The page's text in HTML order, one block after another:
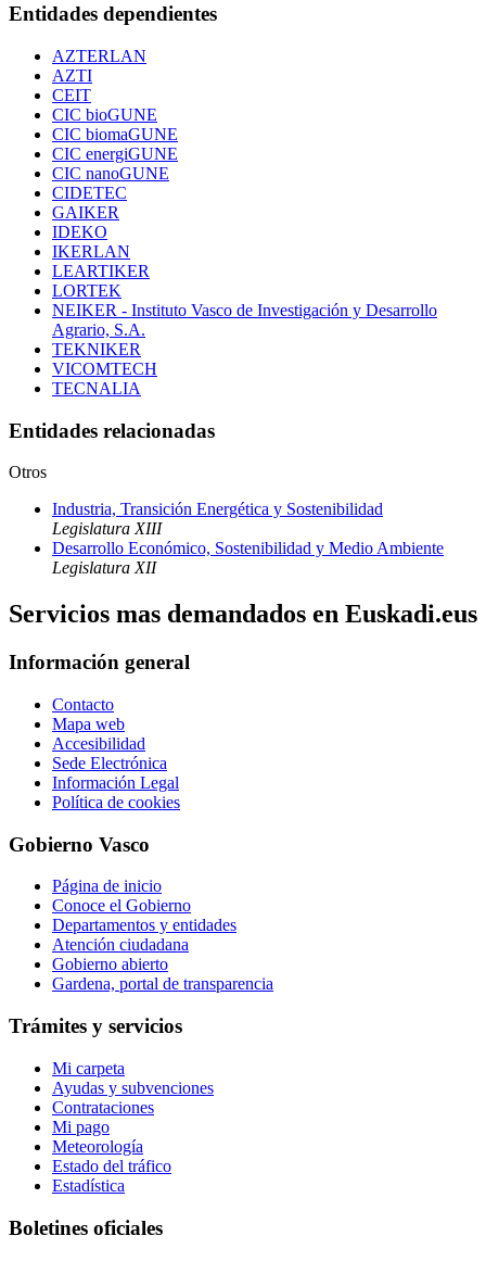
Entidades dependientes
AZTERLAN
AZTI
CEIT
CIC bioGUNE
CIC biomaGUNE
CIC energiGUNE
CIC nanoGUNE
CIDETEC
GAIKER
IDEKO
IKERLAN
LEARTIKER
LORTEK
NEIKER - Instituto Vasco de Investigación y Desarrollo
Agrario, S.A.
TEKNIKER
VICOMTECH
TECNALIA
Entidades relacionadas
Otros
Industria, Transición Energética y Sostenibilidad
Legislatura XIII
Desarrollo Económico, Sostenibilidad y Medio Ambiente
Legislatura XII
Servicios mas demandados en Euskadi.eus
Información general
Contacto
Mapa web
Accesibilidad
Sede Electrónica
Información Legal
Política de cookies
Gobierno Vasco
Página de inicio
Conoce el Gobierno
Departamentos y entidades
Atención ciudadana
Gobierno abierto
Gardena, portal de transparencia
Trámites y servicios
Mi carpeta
Ayudas y subvenciones
Contrataciones
Mi pago
Meteorología
Estado del tráfico
Estadística
Boletines oficiales